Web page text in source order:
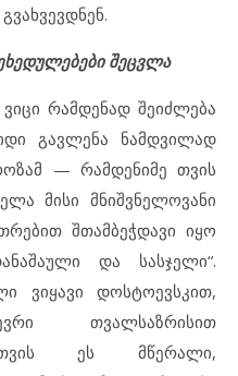
შეცვლა
რამდენად შეიძლება
გავლენა ნამდვილად
— რამდენიმე თვის
მისი მნიშვნელოვანი
შთამბეჭდავი იყო
და სასჯელი“.
ვიყავი დოსტოევსკით,
თვალსაზრისით
ეს მწერალი,